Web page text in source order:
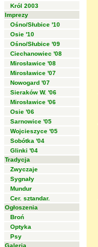
Król 2003
Imprezy
Ośno/Słubice '10
Osie '10
Ośno/Słubice '09
Ciechanowiec '08
Mirosławice '08
Mirosławice '07
Nowogard '07
Sieraków W. '06
Mirosławice '06
Osie '06
Sarnowice '05
Wojcieszyce '05
Sobótka '04
Glinki '04
Tradycja
Zwyczaje
Sygnały
Mundur
Cer. sztandar.
Ogłoszenia
Broń
Optyka
Psy
Galeria